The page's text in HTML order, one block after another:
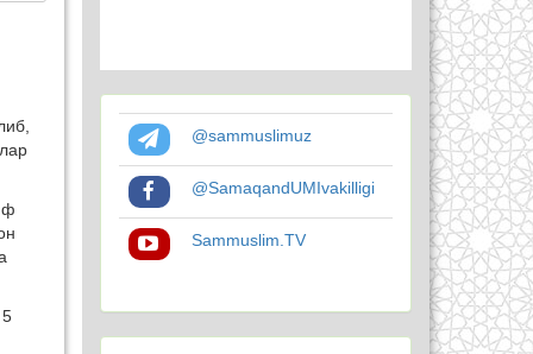
@sammuslimuz
@SamaqandUMIvakilligi
Sammuslim.TV